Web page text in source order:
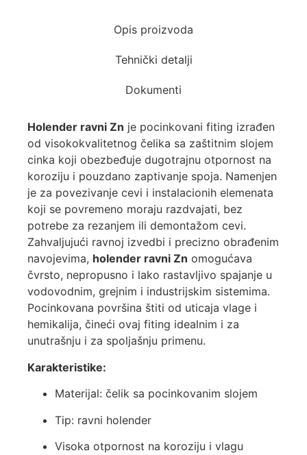
Opis proizvoda
Tehnički detalji
Dokumenti
Holender ravni Zn je pocinkovani fiting izrađen
od visokokvalitetnog čelika sa zaštitnim slojem
cinka koji obezbeđuje dugotrajnu otpornost na
koroziju i pouzdano zaptivanje spoja. Namenjen
je za povezivanje cevi i instalacionih elemenata
koji se povremeno moraju razdvajati, bez
potrebe za rezanjem ili demontažom cevi.
Zahvaljujući ravnoj izvedbi i precizno obrađenim
navojevima, holender ravni Zn omogućava
čvrsto, nepropusno i lako rastavljivo spajanje u
vodovodnim, grejnim i industrijskim sistemima.
Pocinkovana površina štiti od uticaja vlage i
hemikalija, čineći ovaj fiting idealnim i za
unutrašnju i za spoljašnju primenu.
Karakteristike:
Materijal: čelik sa pocinkovanim slojem
Tip: ravni holender
Visoka otpornost na koroziju i vlagu